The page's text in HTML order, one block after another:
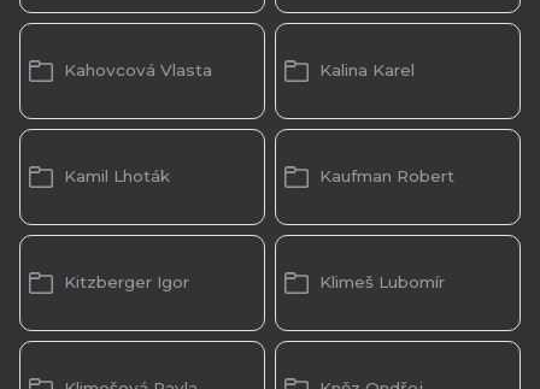
Kahovcová Vlasta Kalina Karel
Kamil Lhoták Kaufman Robert
Kitzberger Igor Klimeš Lubomír